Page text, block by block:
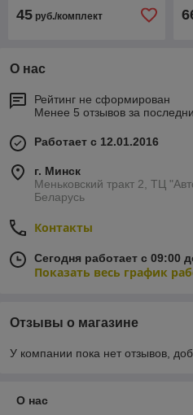
45 руб./комплект
О нас
Рейтинг не сформирован
Менее 5 отзывов за
Работает с 12.01.2016
г. Минск
Меньковский тракт 2, ТЦ
Беларусь
Контакты
Сегодня работает с 09:00
Показать весь график
Отзывы о магазине
У компании пока нет отзывов,
О нас